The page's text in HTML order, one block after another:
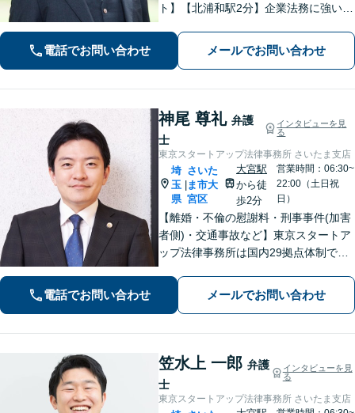
ト】【北浦和駅2分】企業法務に強い弁
動産などに対応します。中小企業さ
ま、個人事業主さまからのご相談に注
電話でお問い合わせ メールでお問い合わせ
神尾 尊礼 弁護
士
インタビューを見
る
東京スタートアップ法律事務所 さいたま支店
埼
玉
県
さいた
ま市大
宮区
大宮駅
から徒
歩2分
営業時間：06:30~
22:00（土日祝
日）
【離婚・不倫の慰謝料・刑事事件(加害
者側)・交通事故など】東京スタートア
ップ法律事務所は国内29拠点体制で全
対応(法律相談は完全予約制)】各分野で
専門性の高い弁護士が寄り添い解決を
電話でお問い合わせ メールでお問い合わせ
笠水上 一郎 弁護
士
インタビューを見
る
東京スタートアップ法律事務所 さいたま支店